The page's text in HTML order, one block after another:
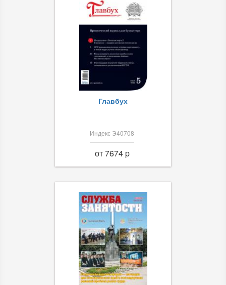
Главбух
Индекс Э40708
от 7674 p